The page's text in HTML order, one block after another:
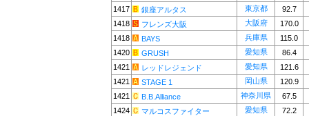
1417
銀座アルタス 東京都
92.7
1418
フレンズ大阪 大阪府
170.0
1418
BAYS 兵庫県
115.0
1420
GRUSH 愛知県
86.4
1421
レッドレジェンド 愛知県
121.6
1421
STAGE 1 岡山県
120.9
1421
B.B.Alliance 神奈川県
67.5
1424
マルコスファイター 愛知県
72.2